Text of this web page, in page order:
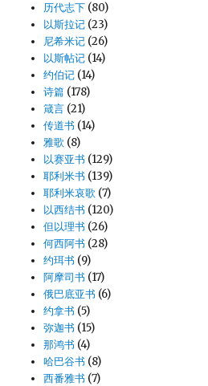
历代志下 (80)
以斯拉记 (23)
尼希米记 (26)
以斯帖记 (14)
约伯记 (14)
诗篇 (178)
箴言 (21)
传道书 (14)
雅歌 (8)
以赛亚书 (129)
耶利米书 (139)
耶利米哀歌 (7)
以西结书 (120)
但以理书 (26)
何西阿书 (28)
约珥书 (9)
阿摩司书 (17)
俄巴底亚书 (6)
约拿书 (5)
弥迦书 (15)
那鸿书 (4)
哈巴谷书 (8)
西番雅书 (7)